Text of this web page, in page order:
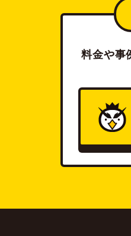
料金や事